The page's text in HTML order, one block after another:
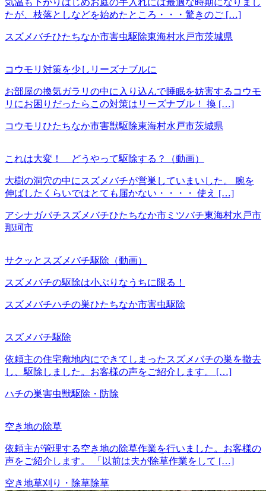
たが、枝落としなどを始めたところ・・・驚きのご […]
スズメバチひたちなか市害虫駆除東海村水戸市茨城県
コウモリ対策を少しリーズナブルに
お部屋の換気ガラリの中に入り込んで睡眠を妨害するコウモ
リにお困りだったらこの対策はリーズナブル！ 換 […]
コウモリ ひたちなか市害獣駆除東海村水戸市茨城県
これは大変！ どうやって駆除する？（動画）
大樹の洞穴の中にスズメバチが営巣していまいした。 腕を
伸ばしたくらいではとても届かない・・・・ 使え […]
アシナガバチスズメバチひたちなか市 ミツバチ東海村水戸市
那珂市
サクッとスズメバチ駆除（動画）
スズメバチの駆除は小ぶりなうちに限る！
スズメバチハチの巣ひたちなか市害虫駆除
スズメバチ駆除
依頼主の住宅敷地内にできてしまったスズメバチの巣を撤去
し、駆除しました。お客様の声をご紹介します。 […]
ハチの巣害虫獣駆除・防除
空き地の除草
依頼主が管理する空き地の除草作業を行いました。お客様の
声をご紹介します。 「以前は夫が除草作業をして […]
空き地草刈り・除草除草